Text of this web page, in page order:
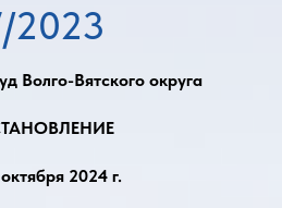
2023
Волго-Вятского округа
2024 г.